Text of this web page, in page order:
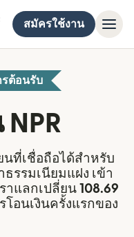
สมัครใช้งาน
รต้อนรับ
NPR
นที่เชื่อถือได้สำหรับ
รรมเนียมแฝง เข้า
าแลกเปลี่ยน 108.69
โอนเงินครั้งแรกของ